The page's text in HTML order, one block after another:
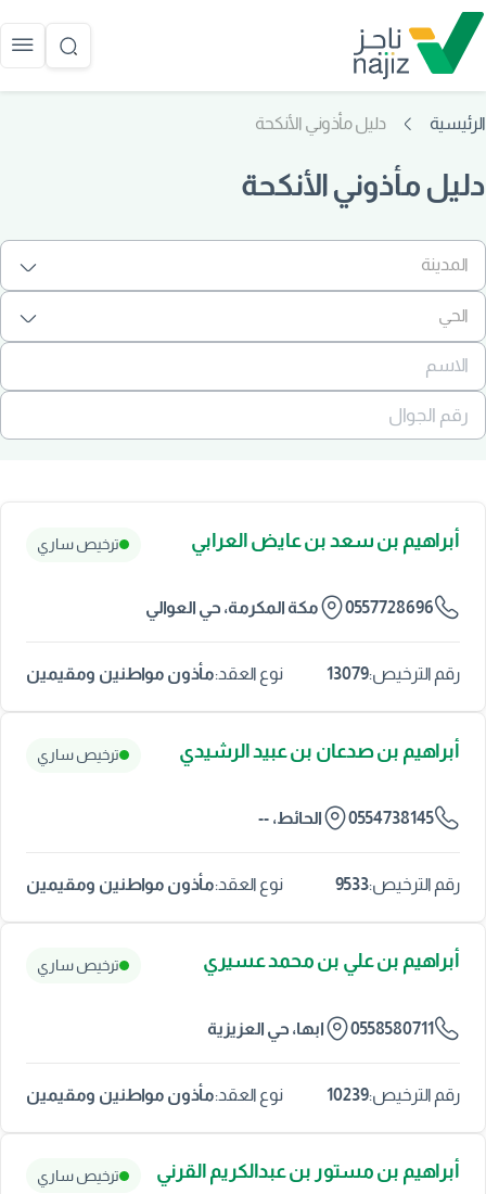
الرئيسية دليل مأذوني الأنكحة
دليل مأذوني الأنكحة
أبراهيم بن سعد بن عايض العرابي ترخيص ساري
0557728696 مكة المكرمة، حي العوالي
رقم الترخيص:13079 نوع العقد:مأذون مواطنين ومقيمين
أبراهيم بن صدعان بن عبيد الرشيدي ترخيص ساري
0554738145 الحائط، --
رقم الترخيص:9533 نوع العقد:مأذون مواطنين ومقيمين
أبراهيم بن علي بن محمد عسيري ترخيص ساري
0558580711 ابها، حي العزيزية
رقم الترخيص:10239 نوع العقد:مأذون مواطنين ومقيمين
أبراهيم بن مستور بن عبدالكريم القرني ترخيص ساري